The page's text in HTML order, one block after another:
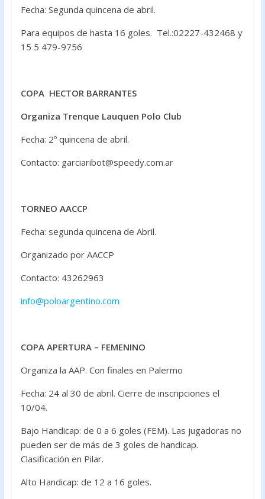
Fecha: Segunda quincena de abril.
Para equipos de hasta 16 goles. Tel.:02227-432468 y
15 5 479-9756
COPA HECTOR BARRANTES
Organiza Trenque Lauquen Polo Club
Fecha: 2º quincena de abril.
Contacto: garciaribot@speedy.com.ar
TORNEO AACCP
Fecha: segunda quincena de Abril.
Organizado por AACCP
Contacto: 43262963
info@poloargentino.com
COPA APERTURA – FEMENINO
Organiza la AAP. Con finales en Palermo
Fecha: 24 al 30 de abril. Cierre de inscripciones el
10/04.
Bajo Handicap: de 0 a 6 goles (FEM). Las jugadoras no
pueden ser de más de 3 goles de handicap.
Clasificación en Pilar.
Alto Handicap: de 12 a 16 goles.